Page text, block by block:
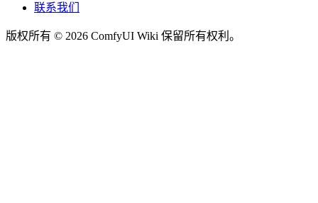
联系我们
版权所有 © 2026 ComfyUI Wiki 保留所有权利。